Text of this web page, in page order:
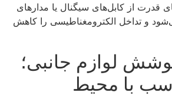
قدرت از کابل‌های سیگنال یا مدارهای
و تداخل الکترومغناطیسی را کاهش
لوازم جانبی؛
با محیط